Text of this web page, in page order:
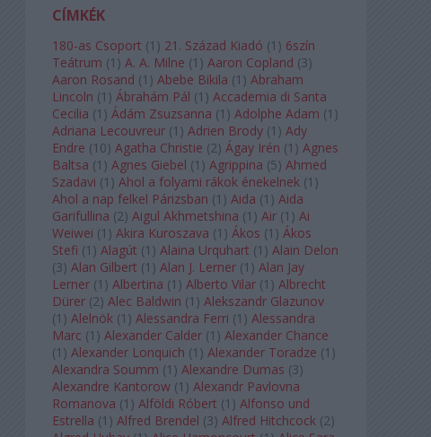
CÍMKÉK
180-as Csoport (1 ) 21. Század Kiadó (1 ) 6szín
Teátrum (1 ) A. A. Milne (1 ) Aaron Copland (3)
Aaron Rosand (1 ) Abebe Bikila (1 ) Abraham
Lincoln (1 ) Ábrahám Pál (1 ) Accademia di Santa
Cecilia (1 ) Ádám Zsuzsanna (1 ) Adolphe Adam (1 )
Adriana Lecouvreur (1 ) Adrien Brody (1 ) Ady
Endre (10) Agatha Christie (2) Ágay Irén (1 ) Agnes
Baltsa (1 ) Agnes Giebel (1 ) Agrippina (5) Ahmed
Szadavi (1 ) Ahol a folyami rákok énekelnek (1 )
Ahol a nap felkel Párizsban (1 ) Aida (1 ) Aida
Garifullina (2) Aigul Akhmetshina (1 ) Air (1 ) Ai
Weiwei (1 ) Akira Kuroszava (1 ) Ákos (1 ) Ákos
Stefi (1 ) Alagút (1 ) Alaina Urquhart (1 ) Alain Delon
(3) Alan Gilbert (1 ) Alan J. Lerner (1 ) Alan Jay
Lerner (1 ) Albertina (1 ) Alberto Vilar (1 ) Albrecht
Dürer (2) Alec Baldwin (1 ) Alekszandr Glazunov
(1 ) Alelnök (1 ) Alessandra Ferri (1 ) Alessandra
Marc (1 ) Alexander Calder (1 ) Alexander Chance
(1 ) Alexander Lonquich (1 ) Alexander Toradze (1 )
Alexandra Soumm (1 ) Alexandre Dumas (3)
Alexandre Kantorow (1 ) Alexandr Pavlovna
Romanova (1 ) Alföldi Róbert (1 ) Alfonso und
Estrella (1 ) Alfred Brendel (3) Alfred Hitchcock (2)